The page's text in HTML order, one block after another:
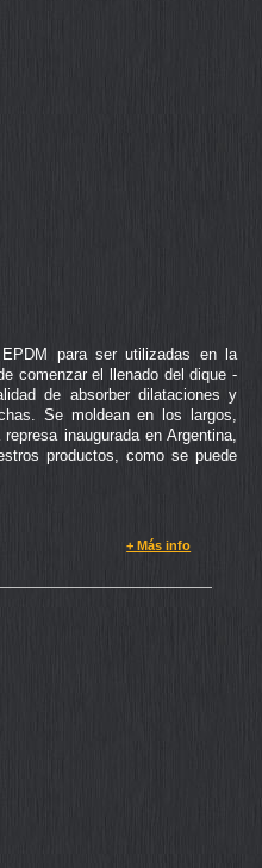
para ser utilizadas en la
comenzar el llenado del dique -
de absorber dilataciones y
Se moldean en los largos,
inaugurada en Argentina,
productos, como se puede
+ Más info